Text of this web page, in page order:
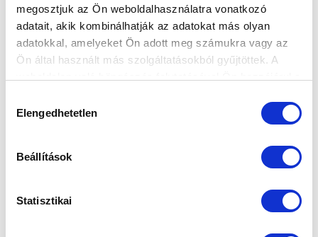
megosztjuk az Ön weboldalhasználatra vonatkozó
adatait, akik kombinálhatják az adatokat más olyan
adatokkal, amelyeket Ön adott meg számukra vagy az
Ön által használt más szolgáltatásokból gyűjtöttek. A
kiválasztása
Elengedhetetlen
Beállítások
Statisztikai
FELIRATKOZOM